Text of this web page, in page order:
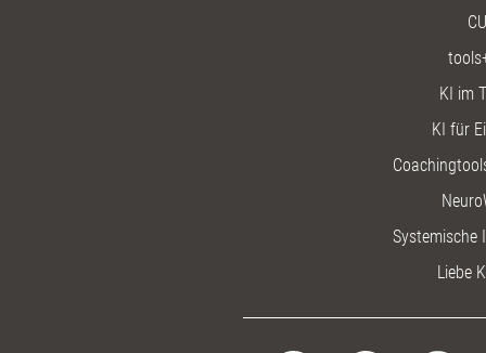
KI im
KI für
Systemische
Liebe